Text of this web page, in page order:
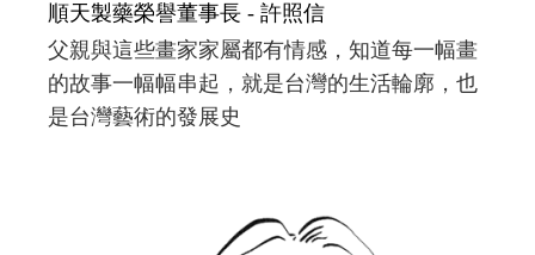
順天製藥榮譽董事長 - 許照信
父親與這些畫家家屬都有情感，知道每一幅畫
的故事一幅幅串起，就是台灣的生活輪廓，也
是台灣藝術的發展史